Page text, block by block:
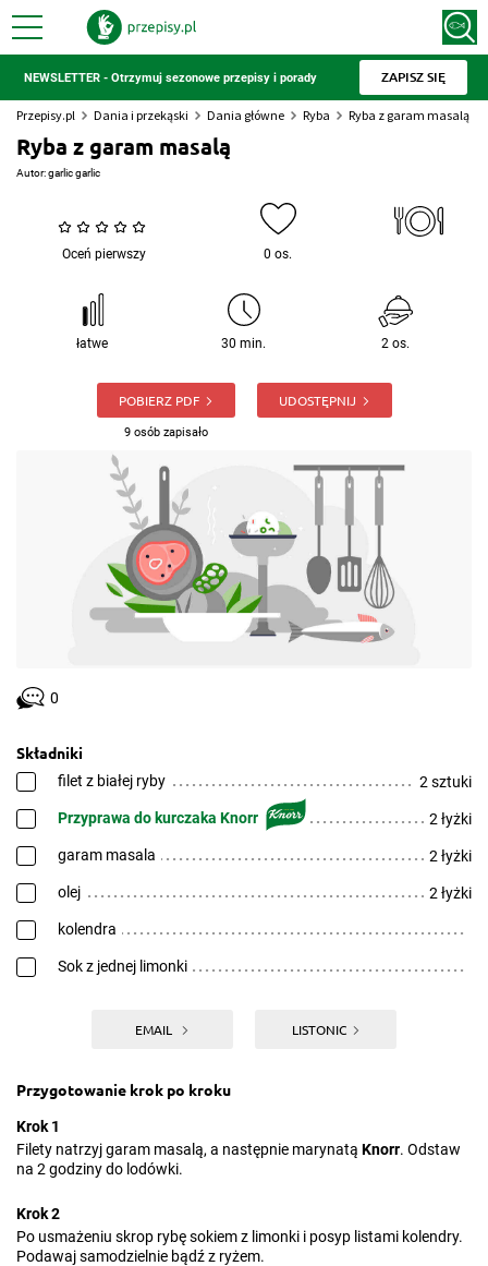
NEWSLETTER - Otrzymuj sezonowe przepisy i porady ZAPISZ SIĘ
Przepisy.pl Dania i przekąski Dania główne Ryba Ryba z garam masalą
Ryba z garam masalą
Autor:garlic garlic
Oceń pierwszy 0 os.
łatwe 30 min. 2 os.
POBIERZ PDF
9 osób zapisało
UDOSTĘPNIJ
0
Składniki
filet z białej ryby 2 sztuki
Przyprawa do kurczaka Knorr 2 łyżki
garam masala 2 łyżki
olej 2 łyżki
kolendra
Sok z jednej limonki
EMAIL LISTONIC
Przygotowanie krok po kroku
Krok 1
Filety natrzyj garam masalą, a następnie marynatą Knorr. Odstaw
na 2 godziny do lodówki.
Krok 2
Po usmażeniu skrop rybę sokiem z limonki i posyp listami kolendry.
Podawaj samodzielnie bądź z ryżem.